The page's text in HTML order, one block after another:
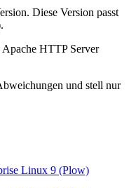
Diese Version passt
HTTP Server
und stell nur
Linux 9 (Plow)